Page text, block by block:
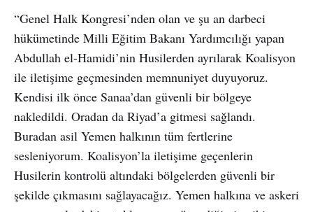
“Genel Halk Kongresi’nden olan ve şu an darbeci
hükümetinde Milli Eğitim Bakanı Yardımcılığı yapan
Abdullah el-Hamidi’nin Husilerden ayrılarak Koalisyon
ile iletişime geçmesinden memnuniyet duyuyoruz.
Kendisi ilk önce Sanaa’dan güvenli bir bölgeye
nakledildi. Oradan da Riyad’a gitmesi sağlandı.
Buradan asil Yemen halkının tüm fertlerine
sesleniyorum. Koalisyon’la iletişime geçenlerin
Husilerin kontrolü altındaki bölgelerden güvenli bir
şekilde çıkmasını sağlayacağız. Yemen halkına ve askeri